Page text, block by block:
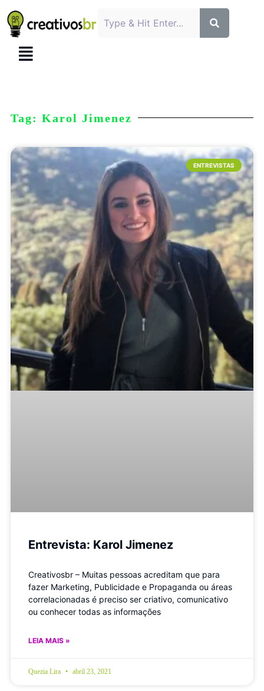
Tag: Karol Jimenez
ENTREVISTAS
Entrevista: Karol Jimenez
Creativosbr – Muitas pessoas acreditam que para
fazer Marketing, Publicidade e Propaganda ou áreas
correlacionadas é preciso ser criativo, comunicativo
ou conhecer todas as informações
LEIA MAIS »
Quezia Lira abril 23, 2021